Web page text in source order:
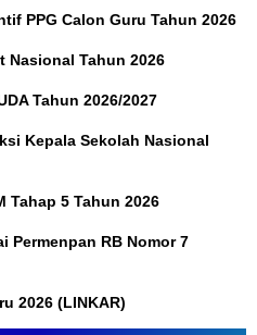
PPG Calon Guru Tahun 2026
Nasional Tahun 2026
Tahun 2026/2027
Kepala Sekolah Nasional
Tahap 5 Tahun 2026
Permenpan RB Nomor 7
2026 (LINKAR)